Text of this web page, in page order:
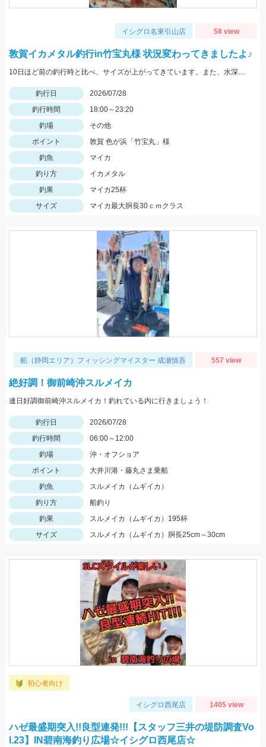
イシグロ名東引山店 58 view
敦賀イカメタル釣行in竹宝丸様 状況変わってきましたよ♪
10日ほど前の釣行時と比べ、サイズが上がってきています。また、水深も少し深くなりヒットレンジも30ｍ→40ｍにメインが変わってきている様子でした。カラーだけは変わらずケイムラ系のピンクがぶっちぎりで好反応でしたので、必ずピンク系は持って行ってください。
釣行日
2026/07/28
釣行時間
18:00～23:20
釣場
その他
ポイント
敦賀 色が浜「竹宝丸」様
釣魚
マイカ
釣り方
イカメタル
釣果
マイカ25杯
サイズ
マイカ最大胴長30ｃｍクラス
船（静岡エリア）フィッシングマイスター 成瀬慎吾 557 view
絶好調！御前崎沖スルメイカ
連日好調御前崎沖スルメイカ！釣れている内に行きましょう！
釣行日
2026/07/28
釣行時間
06:00～12:00
釣場
沖・オフショア
ポイント
大井川港・藤丸さま乗船
釣魚
スルメイカ（ムギイカ）
釣り方
船釣り
釣果
スルメイカ（ムギイカ）195杯
サイズ
スルメイカ（ムギイカ）胴長25cm～30cm
初心者向け
イシグロ西尾店 1405 view
ハゼ最盛期突入!!良型連発!!!【スタッフ三井の堤防調査Vo
l.23】IN碧南海釣り広場☆イシグロ西尾店☆